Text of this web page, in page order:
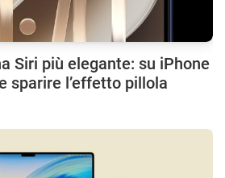
Siri più elegante: su iPhone
sparire l’effetto pillola